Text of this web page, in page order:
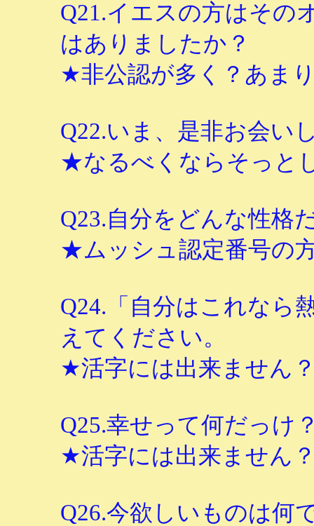
Q21.イエスの方はその
はありましたか？
★非公認が多く？あま
Q22.いま、是非お会い
★なるべくならそっと
Q23.自分をどんな性格
★ムッシュ認定番号の
Q24.「自分はこれなら
えてください。
★活字には出来ません
Q25.幸せって何だっ
★活字には出来ません
Q26.今欲しいものは何